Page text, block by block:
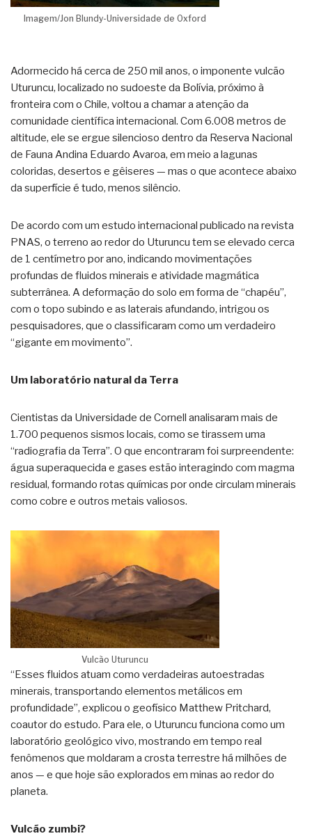
Imagem/Jon Blundy-Universidade de Oxford
Adormecido há cerca de 250 mil anos, o imponente vulcão
Uturuncu, localizado no sudoeste da Bolívia, próximo à
fronteira com o Chile, voltou a chamar a atenção da
comunidade científica internacional. Com 6.008 metros de
altitude, ele se ergue silencioso dentro da Reserva Nacional
de Fauna Andina Eduardo Avaroa, em meio a lagunas
coloridas, desertos e gêiseres — mas o que acontece abaixo
da superfície é tudo, menos silêncio.
De acordo com um estudo internacional publicado na revista
PNAS, o terreno ao redor do Uturuncu tem se elevado cerca
de 1 centímetro por ano, indicando movimentações
profundas de fluidos minerais e atividade magmática
subterrânea. A deformação do solo em forma de “chapéu”,
com o topo subindo e as laterais afundando, intrigou os
pesquisadores, que o classificaram como um verdadeiro
“gigante em movimento”.
Um laboratório natural da Terra
Cientistas da Universidade de Cornell analisaram mais de
1.700 pequenos sismos locais, como se tirassem uma
“radiografia da Terra”. O que encontraram foi surpreendente:
água superaquecida e gases estão interagindo com magma
residual, formando rotas químicas por onde circulam minerais
como cobre e outros metais valiosos.
Vulcão Uturuncu
“Esses fluidos atuam como verdadeiras autoestradas
minerais, transportando elementos metálicos em
profundidade”, explicou o geofísico Matthew Pritchard,
coautor do estudo. Para ele, o Uturuncu funciona como um
laboratório geológico vivo, mostrando em tempo real
fenômenos que moldaram a crosta terrestre há milhões de
anos — e que hoje são explorados em minas ao redor do
planeta.
Vulcão zumbi?